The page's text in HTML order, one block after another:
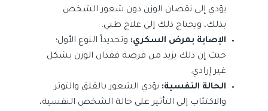
يؤدي إلى نقصان الوزن دون شعور الشخص
بذلك، ويحتاج ذلك إلى علاج طبي.
الإصابة بمرض السكري: وتحديداً النوع الأول؛
حيث إن ذلك يزيد من فرصة فقدان الوزن بشكل
غير إرادي.
الحالة النفسية: يؤدي الشعور بالقلق والتوتر
والاكتئاب إلى التأثير على حالة الشخص النفسية،